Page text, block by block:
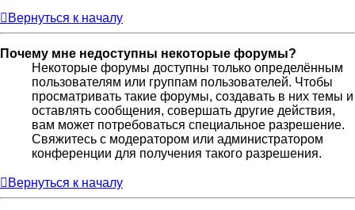
Вернуться к началу
Почему мне недоступны некоторые форумы?
Некоторые форумы доступны только определённым
пользователям или группам пользователей. Чтобы
просматривать такие форумы, создавать в них темы и
оставлять сообщения, совершать другие действия,
вам может потребоваться специальное разрешение.
Свяжитесь с модератором или администратором
конференции для получения такого разрешения.
Вернуться к началу